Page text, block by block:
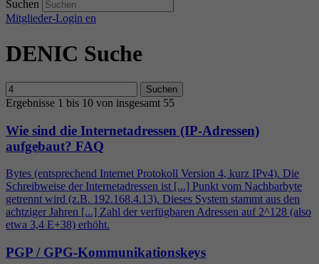
Suchen
Mitglieder-Login en
DENIC Suche
Suchen
Ergebnisse 1 bis 10 von insgesamt 55
Wie sind die Internetadressen (IP-Adressen)
aufgebaut? FAQ
Bytes (entsprechend Internet Protokoll Version 4, kurz IPv4). Die
Schreibweise der Internetadressen ist [...] Punkt vom Nachbarbyte
getrennt wird (z.B. 192.168.4.13). Dieses System stammt aus den
achtziger Jahren [...] Zahl der verfügbaren Adressen auf 2^128 (also
etwa 3,4 E+38) erhöht.
PGP / GPG-Kommunikationskeys